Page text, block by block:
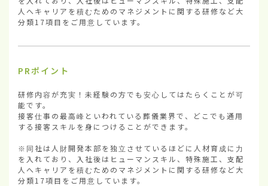
人へキャリアを積むためのマネジメントに関する研修など大
分類17項目をご用意しています。
PRポイント
研修内容が充実！未経験の方でも安心してはたらくことが可
能です。
接客仕事の最高峰といわれている葬儀業界で、どこでも通用
する接客スキルを身につけることができます。
※同社は人財開発本部を独立させているほどに人材育成に力
を入れており、入社後はヒューマンスキル、特殊施工、支配
人へキャリアを積むためのマネジメントに関する研修など大
分類17項目をご用意しています。